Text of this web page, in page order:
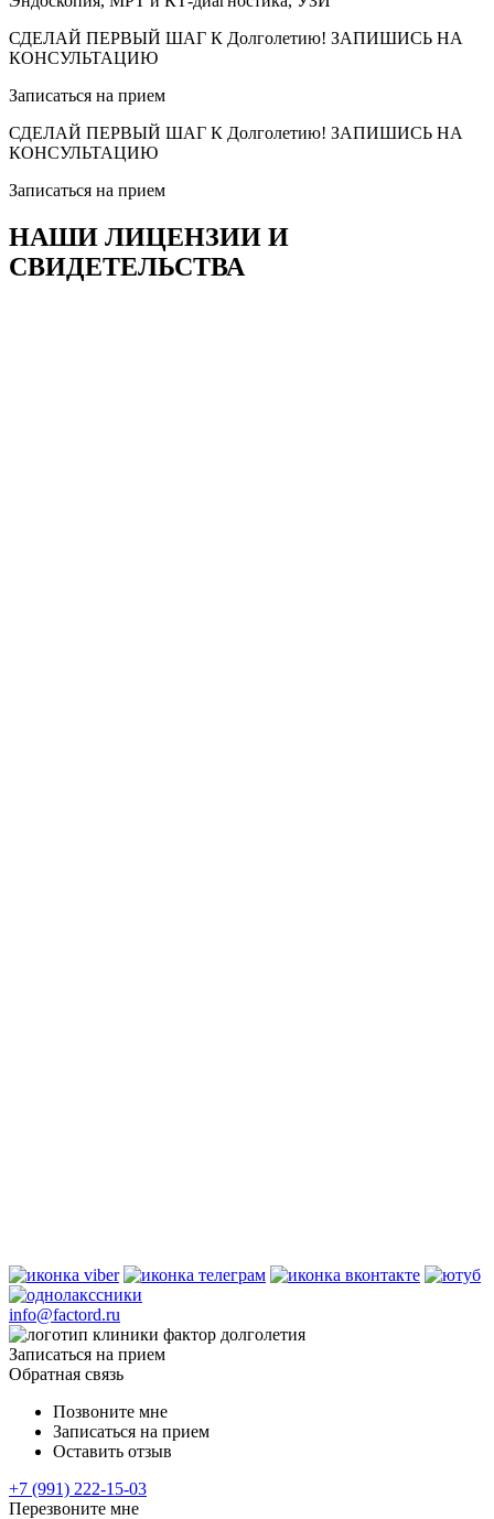
СДЕЛАЙ ПЕРВЫЙ ШАГ К Долголетию! ЗАПИШИСЬ НА
КОНСУЛЬТАЦИЮ
Записаться на прием
СДЕЛАЙ ПЕРВЫЙ ШАГ К Долголетию! ЗАПИШИСЬ НА
КОНСУЛЬТАЦИЮ
Записаться на прием
НАШИ ЛИЦЕНЗИИ И
СВИДЕТЕЛЬСТВА
info@factord.ru
Записаться на прием
Обратная связь
Позвоните мне
Записаться на прием
Оставить отзыв
+7 (991) 222-15-03
Перезвоните мне